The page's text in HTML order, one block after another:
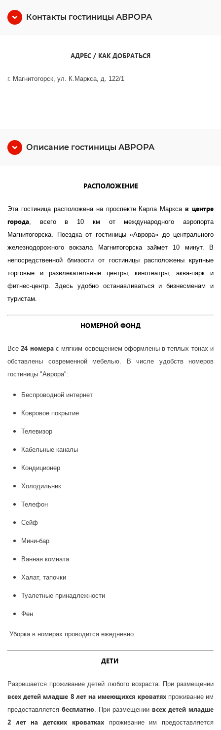
Контакты гостиницы АВРОРА
АДРЕС / КАК ДОБРАТЬСЯ
г. Магнитогорск, ул. К.Маркса, д. 122/1
Описание гостиницы АВРОРА
РАСПОЛОЖЕНИЕ
Эта гостиница расположена на проспекте Карла Марксав центре
города, всего в 10 км от международного аэропорта
Магнитогорска.
Поездка от гостиницы «Аврора» до центрального
железнодорожного вокзала Магнитогорска займет 10 минут. В
непосредственной близости от гостиницы расположены крупные
торговые и развлекательные центры, кинотеатры, аква-парк и
фитнес-центр. Здесь удобно останавливаться и бизнесменам и
туристам.
НОМЕРНОЙ ФОНД
Все24 номерас мягким освещением оформлены в теплых тонах и
обставлены современной мебелью.
В числе удобств номеров
гостиницы "Аврора":
Беспроводной интернет
Ковровое покрытие
Телевизор
Кабельные каналы
Кондиционер
Холодильник
Телефон
Сейф
Мини-бар
Ванная комната
Халат, тапочки
Туалетные принадлежности
Фен
Уборка в номерах проводится ежедневно.
ДЕТИ
Разрешается проживание детей любого возраста. При размещении
всех детей младше 8 лет на имеющихся кроватяхпроживание им
предоставляется бесплатно. При размещении всех детей младше
2 лет на детских кроваткахпроживание им предоставляется